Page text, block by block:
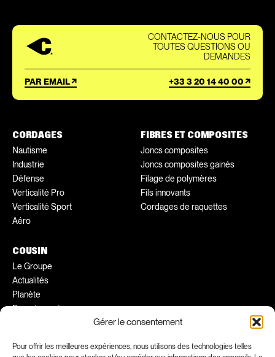
Gérer le consentement
Pour offrir les meilleures expériences, nous utilisons des technologies telles
CONTACTEZ-NOUS POUR
TOUTES QUESTIONS OU
DEMANDES
PAR EMAIL +33 3 20 14 40 00
CORDAGES
Nautisme
Industrie
Défense
Verticalité Pro
Verticalité Sport
Aéro
FIBRES ET COMPOSITES
Joncs composites
Joncs composites gainés
Filage de polymères
Fils innovants
Cordages de raquettes
COUSIN
Le Groupe
Actualités
Planète
Recrutement